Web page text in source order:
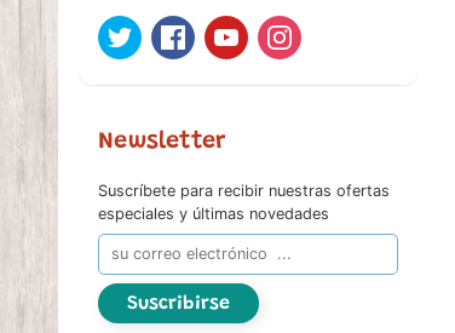
Newsletter
Suscríbete para recibir nuestras ofertas
especiales y últimas novedades
Suscribirse